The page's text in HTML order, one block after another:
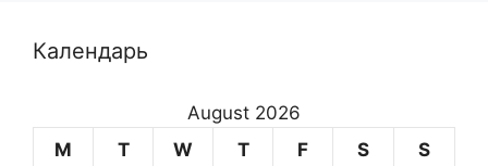
Календарь
August 2026
M
T W T F S S